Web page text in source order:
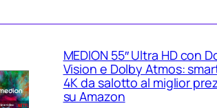
MEDION 55″ Ultra HD con
Vision e Dolby Atmos:
4K da salotto al miglior
su Amazon